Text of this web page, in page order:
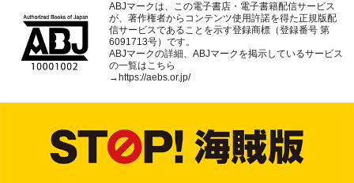
ABJマークは、この電子書店・電子書籍配信サービス
が、著作権者からコンテンツ使用許諾を得た正規版配
信サービスであることを示す登録商標（登録番号 第
6091713号）です。
ABJマークの詳細、ABJマークを掲示しているサービス
の一覧はこちら
→ https://aebs.or.jp/